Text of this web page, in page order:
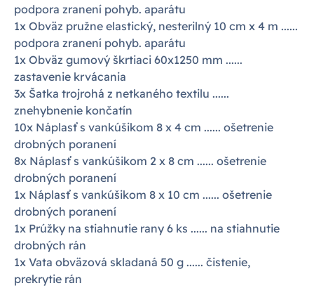
podpora zranení pohyb. aparátu
1x Obväz pružne elastický, nesterilný 10 cm x 4 m ......
podpora zranení pohyb. aparátu
1x Obväz gumový škrtiaci 60x1250 mm ......
zastavenie krvácania
3x Šatka trojrohá z netkaného textilu ......
znehybnenie končatín
10x Náplasť s vankúšikom 8 x 4 cm ...... ošetrenie
drobných poranení
8x Náplasť s vankúšikom 2 x 8 cm ...... ošetrenie
drobných poranení
1x Náplasť s vankúšikom 8 x 10 cm ...... ošetrenie
drobných poranení
1x Prúžky na stiahnutie rany 6 ks ...... na stiahnutie
drobných rán
1x Vata obväzová skladaná 50 g ...... čistenie,
prekrytie rán